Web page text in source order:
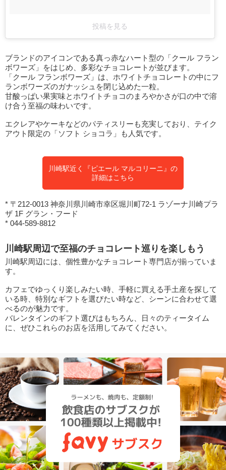
投稿を見る
ブランドのアイコンである真っ赤なハート型の「クール フラン
ボワーズ」をはじめ、多彩なチョコレートが並びます。
「クール フランボワーズ」は、ホワイトチョコレートの中にフ
ランボワーズのガナッシュを閉じ込めた一粒。
甘酸っぱい果実味とホワイトチョコのまろやかさが口の中で溶
け合う至福の味わいです。
エクレアやケーキなどのパティスリーも充実しており、テイク
アウト限定の「ソフト ショコラ」も人気です。
川崎駅近く『ピエール マルコリーニ』の
詳細はこちら
* 〒212-0013 神奈川県川崎市幸区堀川町72-1 ラゾーナ川崎プラ
ザ 1F グラン・フード
* 044-589-8812
川崎駅周辺で至福のチョコレート巡りを楽しもう
川崎駅周辺には、個性豊かなチョコレート専門店が揃っていま
す。
カフェでゆっくり楽しみたい時、手軽に買える手土産を探して
いる時、特別なギフトを選びたい時など、シーンに合わせて選
べるのが魅力です。
バレンタインのギフト選びはもちろん、日々のティータイム
に、ぜひこれらのお店を活用してみてください。